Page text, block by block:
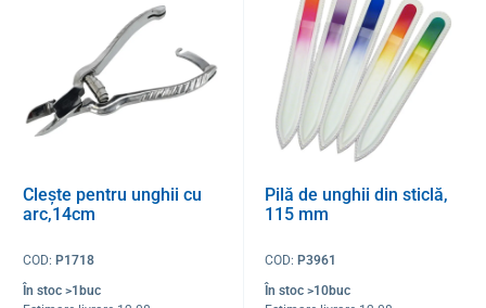
Clește pentru unghii cu
arc,14cm
COD: P1718
În stoc >1buc
Pilă de unghii din sticlă,
115 mm
COD:P3961
În stoc >10buc